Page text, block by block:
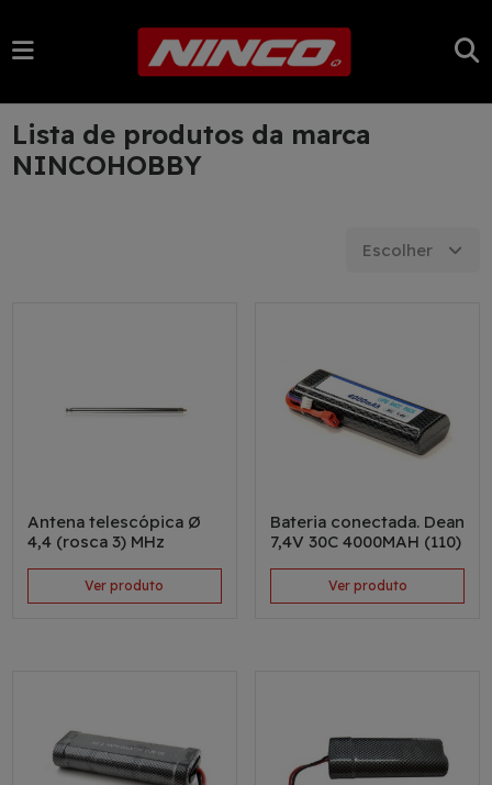
Lista de produtos da marca
NINCOHOBBY
Escolher
Antena telescópica Ø
4,4 (rosca 3) MHz
Ver produto
Bateria conectada. Dean
7,4V 30C 4000MAH (110)
Ver produto